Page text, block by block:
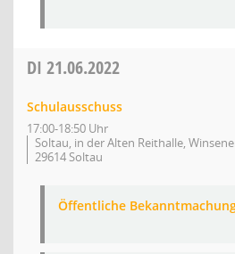
DI 21.06.2022
Schulausschuss
17:00-18:50 Uhr
Soltau, in der Alten Reithalle,
29614 Soltau
Öffentliche